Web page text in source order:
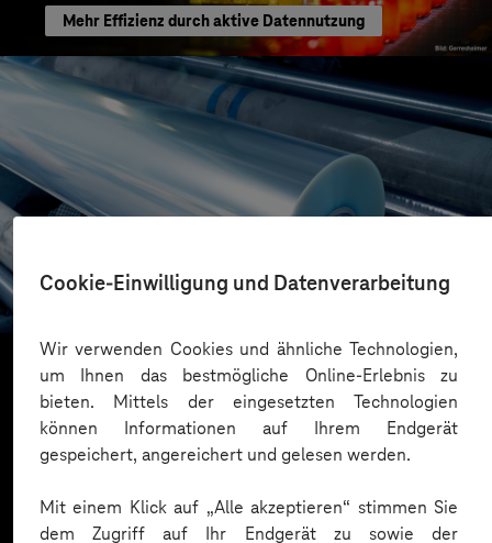
Cookie-Einwilligung und Datenverarbeitung
Wir verwenden Cookies und ähnliche Technologien,
um Ihnen das bestmögliche Online-Erlebnis zu
bieten. Mittels der eingesetzten Technologien
können Informationen auf Ihrem Endgerät
gespeichert, angereichert und gelesen werden.
Mit einem Klick auf „Alle akzeptieren“ stimmen Sie
dem Zugriff auf Ihr Endgerät zu sowie der
Mehr Effizienz durch aktive Datennutzung
Von der Datenstrategie zur Datenplattform
Mehr laden